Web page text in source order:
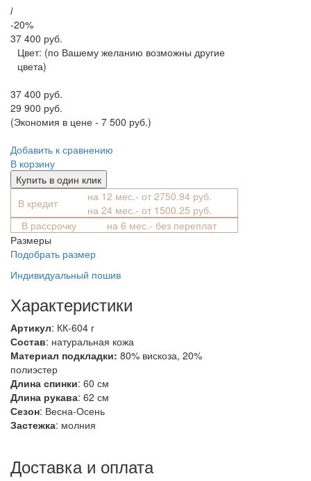
i
-20%
37 400 руб.
Цвет: (по Вашему желанию возможны другие
цвета)
37 400 руб.
29 900 руб.
(Экономия в цене - 7 500 руб.)
Добавить к сравнению
В корзину
Купить в один клик
В кредит
на 12 мес.- от 2750.94 руб.
на 24 мес.- от 1500.25 руб.
В рассрочку
на 6 мес.- без переплат
Размеры
Подобрать размер
Индивидуальный пошив
Характеристики
Артикул: КК-604 г
Состав: натуральная кожа
Материал подкладки: 80% вискоза, 20%
полиэстер
Длина спинки: 60 см
Длина рукава: 62 см
Сезон: Весна-Осень
Застежка: молния
Доставка и оплата